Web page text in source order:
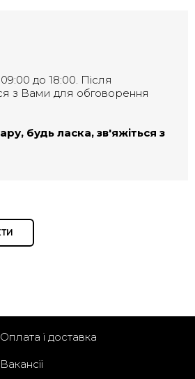
до 18:00. Після
з Вами для обговорення
будь ласка, зв'яжіться з
Оплата і доставка
Вакансії